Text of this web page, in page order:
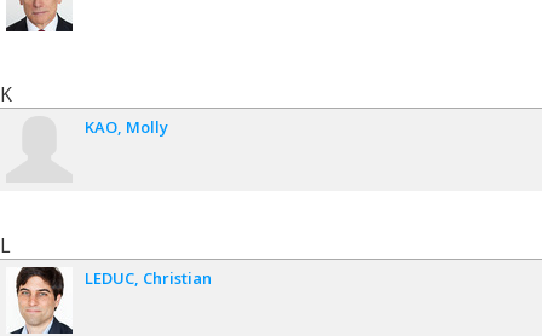
K
KAO Molly
L
LEDUC Christian